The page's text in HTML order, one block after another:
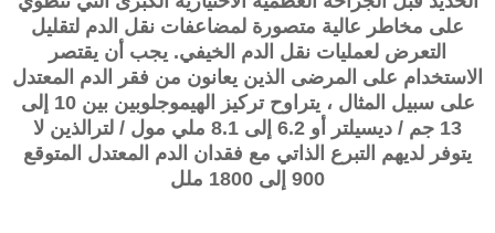
على مخاطر عالية متصورة لمضاعفات نقل الدم لتقليل
التعرض لعمليات نقل الدم الخيفي. يجب أن يقتصر
الاستخدام على المرضى الذين يعانون من فقر الدم المعتدل
على سبيل المثال ، يتراوح تركيز الهيموجلوبين بين 10 إلى
13 جم / ديسيلتر أو 6.2 إلى 8.1 ملي مول / لترالذين لا
يتوفر لديهم التبرع الذاتي مع فقدان الدم المعتدل المتوقع
900 إلى 1800 ملل